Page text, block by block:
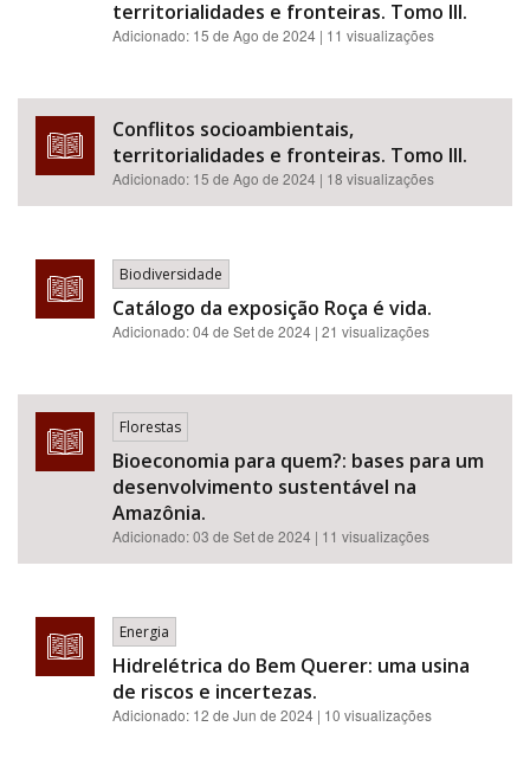
territorialidades e fronteiras. Tomo III.
Adicionado: 15 de Ago de 2024 | 11 visualizações
Conflitos socioambientais,
territorialidades e fronteiras. Tomo III.
Adicionado: 15 de Ago de 2024 | 18 visualizações
Biodiversidade
Catálogo da exposição Roça é vida.
Adicionado:04 de Set de 2024 | 21 visualizações
Florestas
Bioeconomia para quem?: bases para um
desenvolvimento sustentável na
Amazônia.
Adicionado:03 de Set de 2024 | 11 visualizações
Energia
Hidrelétrica do Bem Querer: uma usina
de riscos e incertezas.
Adicionado: 12 de Jun de 2024 | 10 visualizações